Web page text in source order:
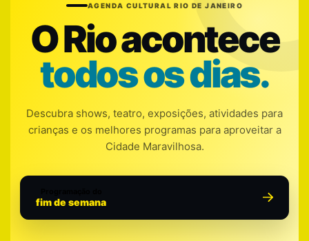
AGENDA CULTURAL RIO DE JANEIRO
O Rio acontece
todos os dias.
Descubra shows, teatro, exposições, atividades para
crianças e os melhores programas para aproveitar a
Cidade Maravilhosa.
fim de semana